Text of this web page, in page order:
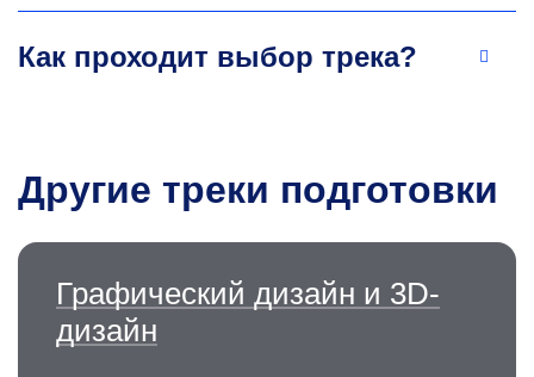
Антор Махамудул Хасан
Старший преподаватель кафедры
и дизайна
Исследовательские и практические интересы
Как проходит выбор трека?
Другие треки подготовки
Графический дизайн и 3D-
дизайн